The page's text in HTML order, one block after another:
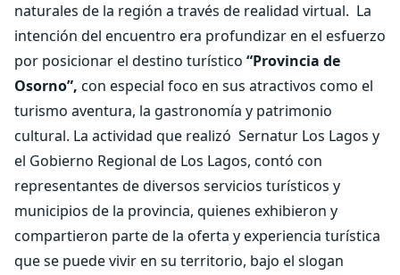
naturales de la región a través de realidad virtual. La
intención del encuentro era profundizar en el esfuerzo
por posicionar el destino turístico “Provincia de
Osorno”, con especial foco en sus atractivos como el
turismo aventura, la gastronomía y patrimonio
cultural. La actividad que realizó Sernatur Los Lagos y
el Gobierno Regional de Los Lagos, contó con
representantes de diversos servicios turísticos y
municipios de la provincia, quienes exhibieron y
compartieron parte de la oferta y experiencia turística
que se puede vivir en su territorio, bajo el slogan